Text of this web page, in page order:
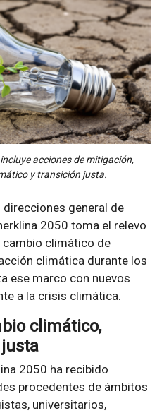
acciones de mitigación,
y transición justa.
direcciones general de
2050 toma el relevo
cambio climático de
climática durante los
ese marco con nuevos
a la crisis climática.
climático,
2050 ha recibido
procedentes de ámbitos
universitarios,